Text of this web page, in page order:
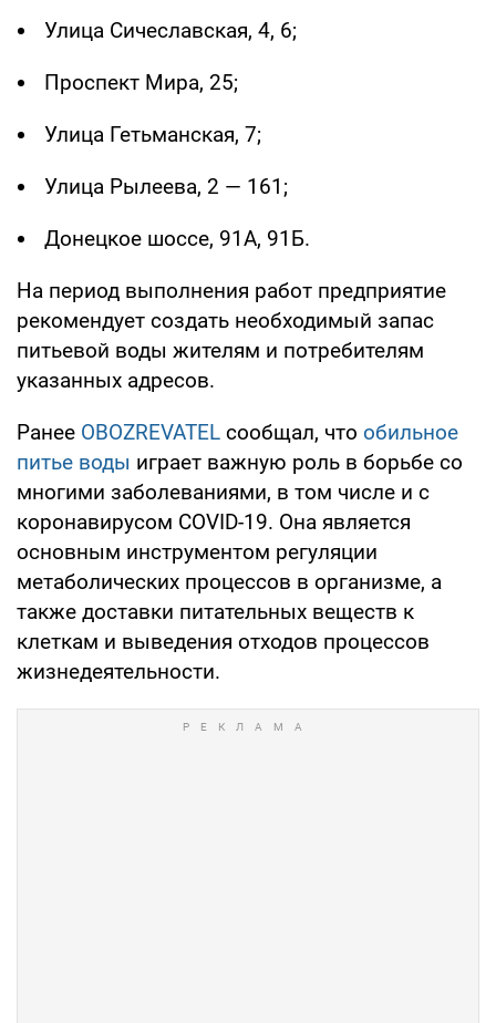
Улица Сичеславская, 4, 6;
Проспект Мира, 25;
Улица Гетьманская, 7;
Улица Рылеева, 2 — 161;
Донецкое шоссе, 91А, 91Б.
На период выполнения работ предприятие
рекомендует создать необходимый запас
питьевой воды жителям и потребителям
указанных адресов.
Ранее OBOZREVATEL сообщал, что обильное
питье воды играет важную роль в борьбе со
многими заболеваниями, в том числе и с
коронавирусом COVID-19. Она является
основным инструментом регуляции
метаболических процессов в организме, а
также доставки питательных веществ к
клеткам и выведения отходов процессов
жизнедеятельности.